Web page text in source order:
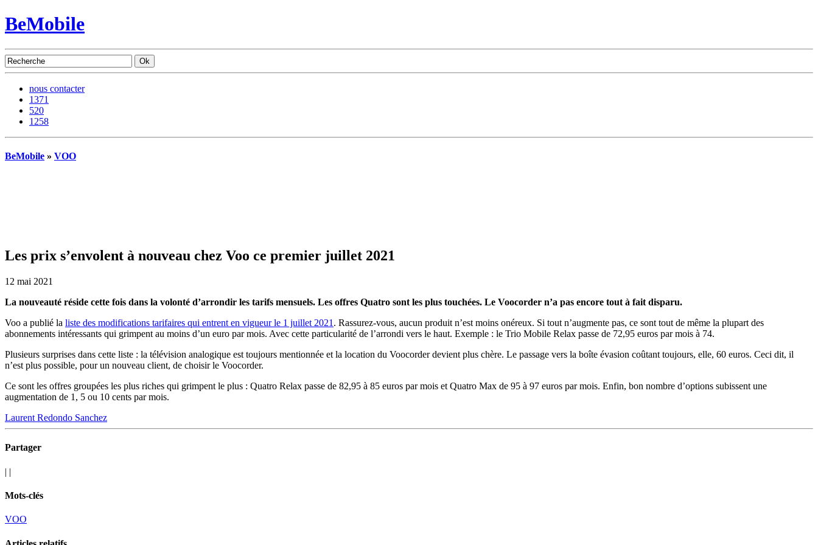
BeMobile
nous contacter
1371
520
1258
BeMobile » VOO
Les prix s’envolent à nouveau chez Voo ce premier juillet 2021
12 mai 2021
La nouveauté réside cette fois dans la volonté d’arrondir les tarifs mensuels. Les offres Quatro sont les plus touchées. Le Voocorder n’a pas encore tout à fait disparu.
Voo a publié la liste des modifications tarifaires qui entrent en vigueur le 1 juillet 2021 . Rassurez-vous, aucun produit n’est moins onéreux. Si tout n’augmente pas, ce sont tout de même la plupart des
abonnements intéressants qui grimpent au moins d’un euro par mois. Avec cette particularité de l’arrondi vers le haut. Exemple : le Trio Mobile Relax passe de 72,95 euros par mois à 74.
Plusieurs surprises dans cette liste : la télévision analogique est toujours mentionnée et la location du Voocorder devient plus chère. Le passage vers la boîte évasion coûtant toujours, elle, 60 euros. Ceci dit, il
n’est plus possible, pour un nouveau client, de choisir le Voocorder.
Ce sont les offres groupées les plus riches qui grimpent le plus : Quatro Relax passe de 82,95 à 85 euros par mois et Quatro Max de 95 à 97 euros par mois. Enfin, bon nombre d’options subissent une
augmentation de 1, 5 ou 10 cents par mois.
Laurent Redondo Sanchez
Partager
| |
Mots-clés
VOO